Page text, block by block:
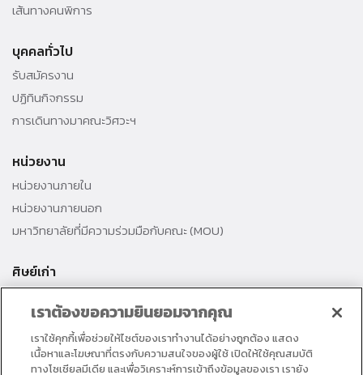
เส้นทางคนพิการ
บุคคลทั่วไป
รับสมัครงาน
ปฏิทินกิจกรรม
การเดินทางมาคณะวิศวะฯ
หน่วยงาน
หน่วยงานภายใน
หน่วยงานภายนอก
มหาวิทยาลัยที่มีความร่วมมือกับคณะ (MOU)
ศิษย์เก่า
สำนักงานธรรมศาสตร์สัมพันธ์
ศิษย์เก่าดีเด่น
กองทุนวิศวกรแห่งธรรม เพื่อพัฒนาการศึกษา
เราต้องขอความยินยอมจากคุณ
เราใช้คุกกี้เพื่อช่วยให้ไซต์ของเราทำงานได้อย่างถูกต้อง แสดง
เนื้อหาและโฆษณาที่ตรงกับความสนใจของผู้ใช้ เปิดให้ใช้คุณสมบัติ
ทางโซเชียลมีเดีย และเพื่อวิเคราะห์การเข้าถึงข้อมูลของเรา เรายัง